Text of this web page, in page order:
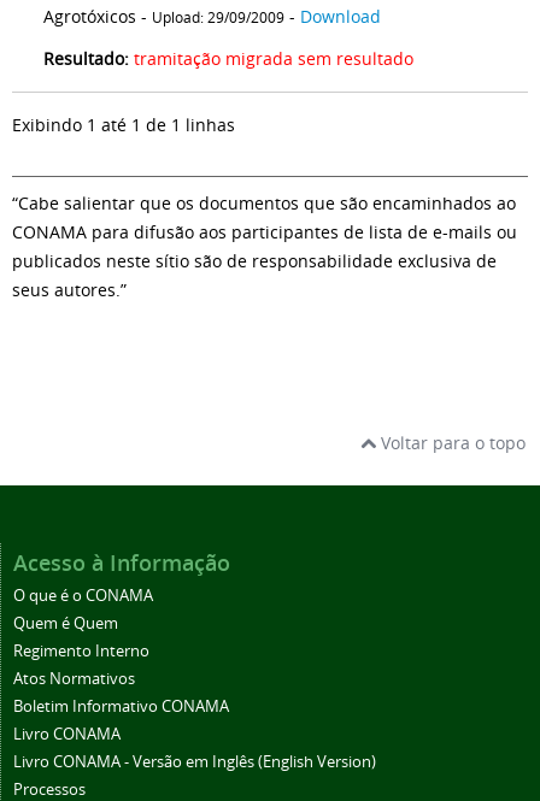
Agrotóxicos - Upload: 29/09/2009 - Download
Resultado: tramitação migrada sem resultado
Exibindo 1 até 1 de 1 linhas
“Cabe salientar que os documentos que são encaminhados ao
CONAMA para difusão aos participantes de lista de e-mails ou
publicados neste sítio são de responsabilidade exclusiva de
seus autores.”
Voltar para o topo
Acesso à Informação
O que é o CONAMA
Quem é Quem
Regimento Interno
Atos Normativos
Boletim Informativo CONAMA
Livro CONAMA
Livro CONAMA - Versão em Inglês (English Version)
Processos